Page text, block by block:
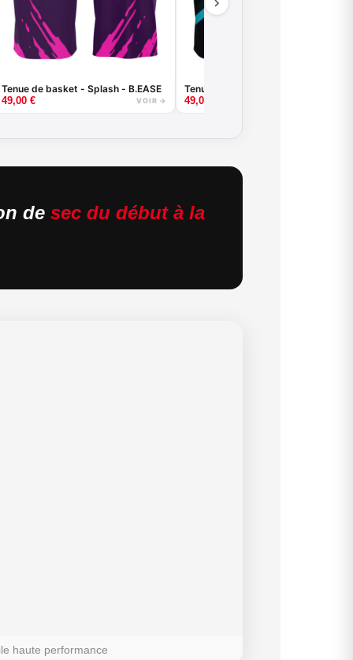
Tenue de basket - Splash - B.EASE
49,00 € VOIR →
Tenue de basket - Ribbon - B.EASE
49,00
de sec du début à la
haute performance